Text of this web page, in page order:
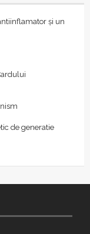
și un
de generatie